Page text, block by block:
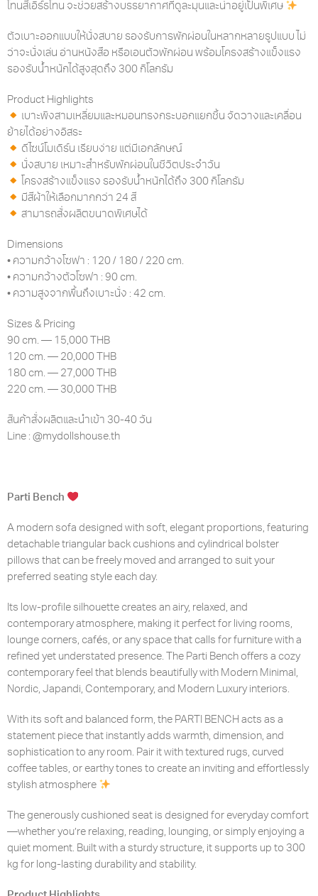
โทนสีเอิร์ธโทน จะช่วยสร้างบรรยากาศที่ดูละมุนและน่าอยู่เป็นพิเศษ
ตัวเบาะออกแบบให้นั่งสบาย รองรับการพักผ่อนในหลากหลายรูปแบบ ไม่
ว่าจะนั่งเล่น อ่านหนังสือ หรือเอนตัวพักผ่อน พร้อมโครงสร้างแข็งแรง
รองรับน้ำหนักได้สูงสุดถึง 300 กิโลกรัม
Product Highlights
เบาะพิงสามเหลี่ยมและหมอนทรงกระบอกแยกชิ้น จัดวางและเคลื่อน
ย้ายได้อย่างอิสระ
ดีไซน์โมเดิร์น เรียบง่าย แต่มีเอกลักษณ์
นั่งสบาย เหมาะสำหรับพักผ่อนในชีวิตประจำวัน
โครงสร้างแข็งแรง รองรับน้ำหนักได้ถึง 300 กิโลกรัม
มีสีผ้าให้เลือกมากกว่า 24 สี
สามารถสั่งผลิตขนาดพิเศษได้
Dimensions
• ความกว้างโซฟา : 120 / 180 / 220 cm.
• ความกว้างตัวโซฟา : 90 cm.
• ความสูงจากพื้นถึงเบาะนั่ง : 42 cm.
Sizes & Pricing
90 cm. — 15,000 THB
120 cm. — 20,000 THB
180 cm. — 27,000 THB
220 cm. — 30,000 THB
สินค้าสั่งผลิตและนำเข้า 30-40 วัน
Line : @mydollshouse.th
Parti Bench
A modern sofa designed with soft, elegant proportions, featuring
detachable triangular back cushions and cylindrical bolster
pillows that can be freely moved and arranged to suit your
preferred seating style each day.
Its low-profile silhouette creates an airy, relaxed, and
contemporary atmosphere, making it perfect for living rooms,
lounge corners, cafés, or any space that calls for furniture with a
refined yet understated presence. The Parti Bench offers a cozy
contemporary feel that blends beautifully with Modern Minimal,
Nordic, Japandi, Contemporary, and Modern Luxury interiors.
With its soft and balanced form, the PARTI BENCH acts as a
statement piece that instantly adds warmth, dimension, and
sophistication to any room. Pair it with textured rugs, curved
coffee tables, or earthy tones to create an inviting and effortlessly
stylish atmosphere
The generously cushioned seat is designed for everyday comfort
—whether you’re relaxing, reading, lounging, or simply enjoying a
quiet moment. Built with a sturdy structure, it supports up to 300
kg for long-lasting durability and stability.